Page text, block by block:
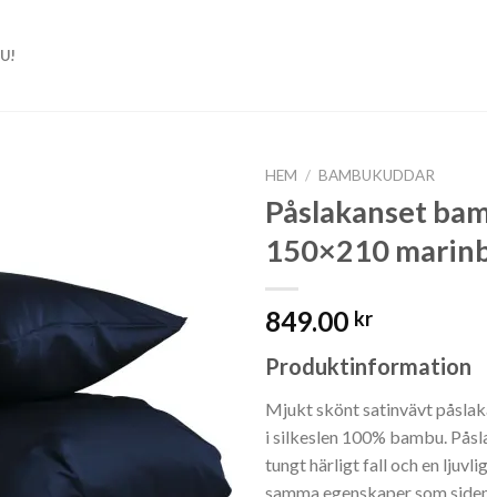
HEM / BAMBUKUDDAR
Påslakanset
150×210
849.00 kr
Produktinformation
Mjukt skönt satinvävt
i silkeslen 100% bambu.
tungt härligt fall och en
samma egenskaper som